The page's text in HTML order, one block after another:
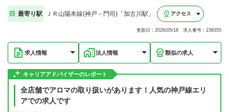
最寄り駅 ＪＲ山陽本線(神戸－門司)「加古川駅」 アクセス
更新日：2026/05/18 求人番号：238355
求人情報 法人情報 類似の求人
キャリアアドバイザーのレポート
全店舗でアロマの取り扱いがあります！人気の神戸線エリ
アでの求人です